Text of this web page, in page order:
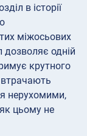
в історії
міжосьових
дозволяє одній
крутного
нерухомими,
цьому не